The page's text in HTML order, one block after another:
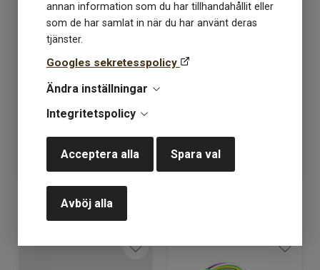
annan information som du har tillhandahållit eller
som de har samlat in när du har använt deras
tjänster.
Googles sekretesspolicy
Ändra inställningar
Integritetspolicy
Acceptera alla Spara val
Avböj alla
Maskmarkörer Kaki
Lagerstatus: 9
KÖP
Maskmarkörer Lantern
179 kr